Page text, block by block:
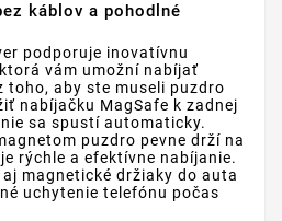
káblov a pohodlné
podporuje inovatívnu
vám umožní nabíjať
toho, aby ste museli puzdro
nabíjačku MagSafe k zadnej
sa spustí automaticky.
puzdro pevne drží na
rýchle a efektívne nabíjanie.
magnetické držiaky do auta
uchytenie telefónu počas